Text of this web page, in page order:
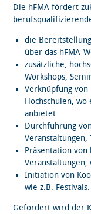
Die hFMA fördert
die
über das hFMA-
zusätzliche,
Workshops,
Verknüpfung
Hochschulen,
anbietet
Durchführung
Veranstaltungen,
Präsentation von
Initiation von
wie z.B. Festivals.
Gefördert wird der